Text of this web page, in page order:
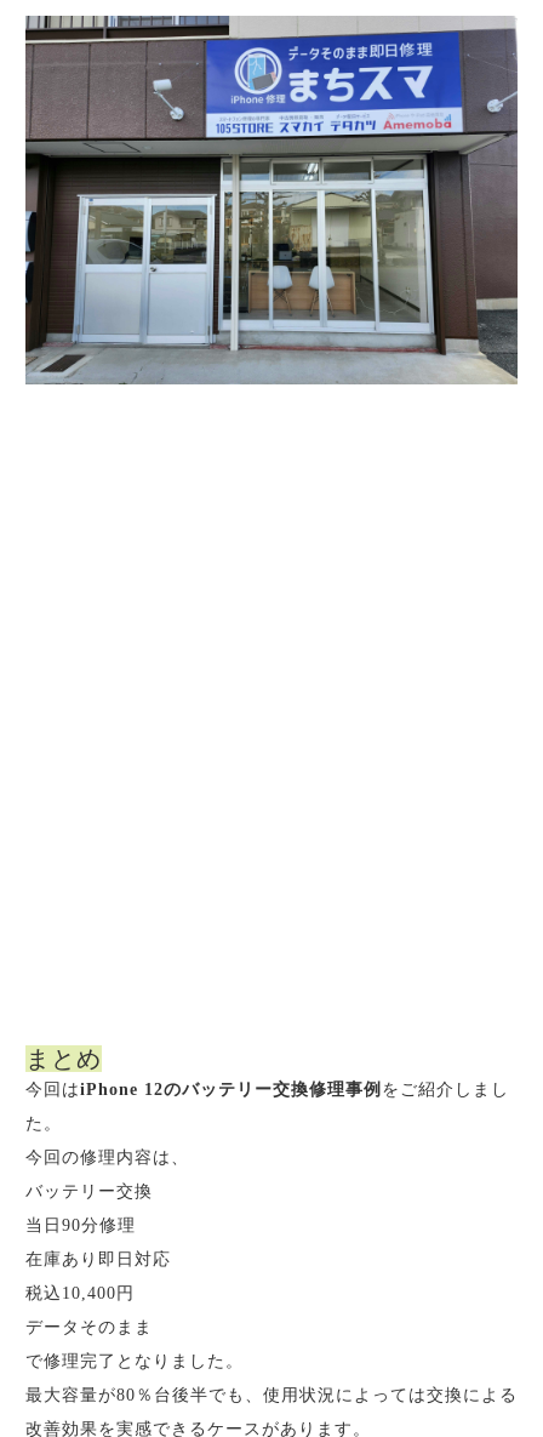
まとめ
今回はiPhone 12のバッテリー交換修理事例 をご紹介しまし
た。
今回の修理内容は、
バッテリー交換
当日90分修理
在庫あり即日対応
税込10,400円
データそのまま
で修理完了となりました。
最大容量が80％台後半でも、使用状況によっては交換による
改善効果を実感できるケースがあります。